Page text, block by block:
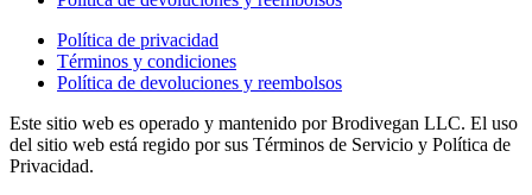
Política de privacidad
Términos y condiciones
Política de devoluciones y reembolsos
Este sitio web es operado y mantenido por Brodivegan LLC. El uso
del sitio web está regido por sus Términos de Servicio y Política de
Privacidad.